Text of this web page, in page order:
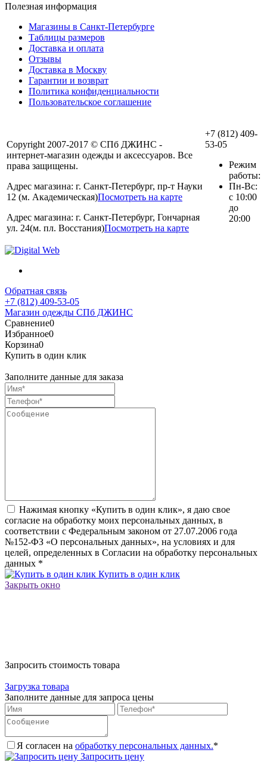
Полезная информация
Магазины в Санкт-Петербурге
Таблицы размеров
Доставка и оплата
Отзывы
Доставка в Москву
Гарантии и возврат
Политика конфиденциальности
Пользовательское соглашение
Copyright 2007-2017 © СПб ДЖИНС -
интернет-магазин одежды и аксессуаров. Все
права защищены.
Адрес магазина: г. Санкт-Петербург, пр-т Науки
12 (м. Академическая)Посмотреть на карте
Адрес магазина: г. Санкт-Петербург, Гончарная
ул. 24(м. пл. Восстания)Посмотреть на карте
+7 (812) 409-
53-05
Режим
работы:
Пн-Вс:
с 10:00
до
20:00
Обратная связь
+7 (812) 409-53-05
Магазин одежды СПб ДЖИНС
Сравнение0
Избранное0
Корзина0
Купить в один клик
Заполните данные для заказа
Нажимая кнопку «Купить в один клик», я даю свое
согласие на обработку моих персональных данных, в
соответствии с Федеральным законом от 27.07.2006 года
№152-ФЗ «О персональных данных», на условиях и для
целей, определенных в Согласии на обработку персональных
данных *
Купить в один клик
Закрыть окно
Запросить стоимость товара
Загрузка товара
Заполните данные для запроса цены
Я согласен на обработку персональных данных.*
Запросить цену